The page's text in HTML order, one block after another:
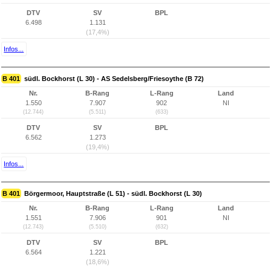
DTV
6.498
SV
1.131
(17,4%)
BPL
Infos...
B 401 südl. Bockhorst (L 30) - AS Sedelsberg/Friesoythe (B 72)
Nr.
1.550
(12.744)
B-Rang
7.907
(5.511)
L-Rang
902
(633)
Land
NI
DTV
6.562
SV
1.273
(19,4%)
BPL
Infos...
B 401 Börgermoor, Hauptstraße (L 51) - südl. Bockhorst (L 30)
Nr.
1.551
(12.743)
B-Rang
7.906
(5.510)
L-Rang
901
(632)
Land
NI
DTV
6.564
SV
1.221
(18,6%)
BPL